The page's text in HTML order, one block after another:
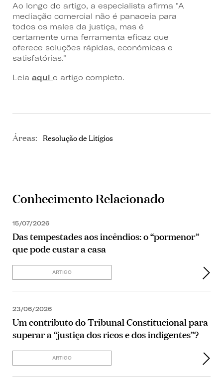
Ao longo do artigo, a especialista afirma "A
mediação comercial não é panaceia para
todos os males da justiça, mas é
certamente uma ferramenta eficaz que
oferece soluções rápidas, económicas e
satisfatórias."
Leia aqui o artigo completo.
Áreas: Resolução de Litígios
Conhecimento Relacionado
15/07/2026
Das tempestades aos incêndios: o “pormenor”
que pode custar a casa
ARTIGO
23/06/2026
Um contributo do Tribunal Constitucional para
superar a “justiça dos ricos e dos indigentes”?
ARTIGO